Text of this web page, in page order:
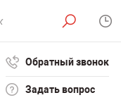
Обратный звонок
Задать вопрос